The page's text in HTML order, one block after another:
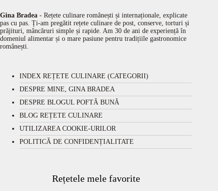
Gina Bradea - Rețete culinare românești și internaționale, explicate
pas cu pas. Ți-am pregătit rețete culinare de post, conserve, torturi și
prăjituri, mâncăruri simple și rapide. Am 30 de ani de experiență în
domeniul alimentar și o mare pasiune pentru tradițiile gastronomice
românești.
INDEX REȚETE CULINARE (CATEGORII)
DESPRE MINE, GINA BRADEA
DESPRE BLOGUL POFTĂ BUNĂ
BLOG REȚETE CULINARE
UTILIZAREA COOKIE-URILOR
POLITICĂ DE CONFIDENȚIALITATE
Rețetele mele favorite